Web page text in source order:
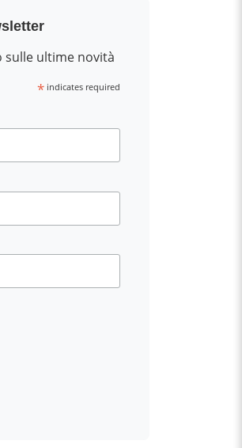
sulle ultime novità
* indicates required